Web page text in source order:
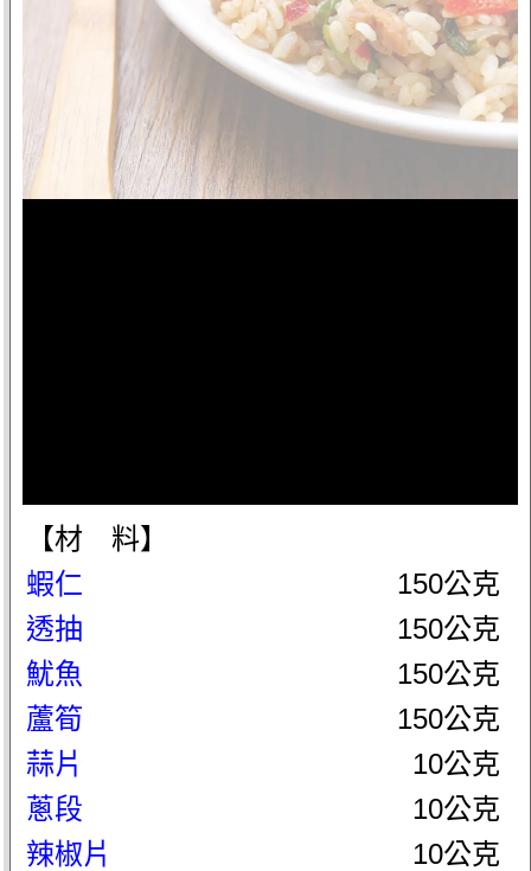
【材 料】
蝦仁
150公克
透抽
150公克
魷魚
150公克
蘆筍
150公克
蒜片
10公克
蔥段
10公克
辣椒片
10公克